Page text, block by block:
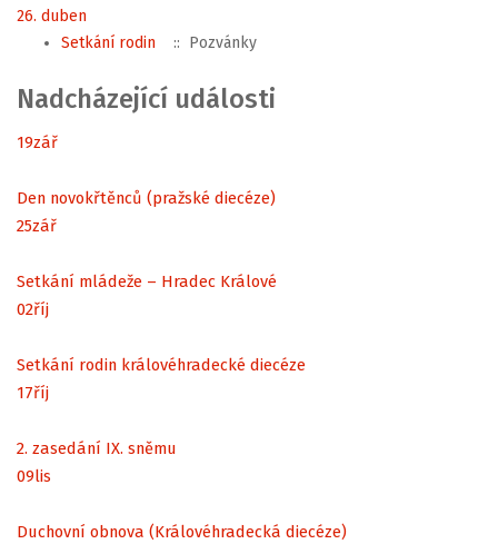
26. duben
Setkání rodin
:: Pozvánky
Nadcházející události
19zář
Den novokřtěnců (pražské diecéze)
25zář
Setkání mládeže – Hradec Králové
02říj
Setkání rodin královéhradecké diecéze
17říj
2. zasedání IX. sněmu
09lis
Duchovní obnova (Královéhradecká diecéze)